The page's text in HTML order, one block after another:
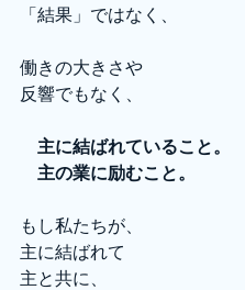
「結果」ではなく、
働きの大きさや
反響でもなく、
主に結ばれていること。
主の業に励むこと。
もし私たちが、
主に結ばれて
主と共に、